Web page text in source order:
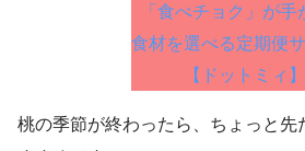
「食べチョク」が手
食材を選べる定期便
【ドットミィ】
桃の季節が終わったら、ちょっと先